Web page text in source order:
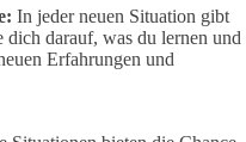
In jeder neuen Situation gibt
darauf, was du lernen und
Erfahrungen und